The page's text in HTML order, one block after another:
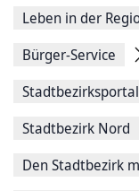
teilen
Seitenlink
Seite
Leben in der
Bürger-Service
Stadtbezirk Nord
Den Stadtbezirk